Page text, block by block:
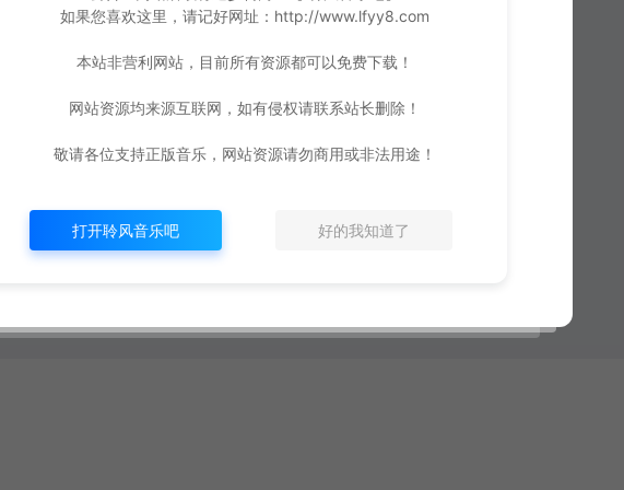
FLAC]
1,241
如果您喜欢这里，请记好网址：http://www.lfyy8.com
本站非营利网站，目前所有资源都可以免费下载！
网站资源均来源互联网，如有侵权请联系站长删除！
敬请各位支持正版音乐，网站资源请勿商用或非法用途！
打开聆风音乐吧 好的我知道了